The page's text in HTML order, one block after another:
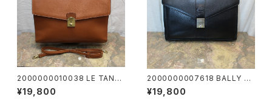
2000000010038 LE TANN
EUR LEATHER BUSINESS 2
WAY SHOULDER BAG/ルタヌ
¥19,800
2000000007618 BALLY LE
ATHER BUSINESS BAG MA
DE IN ITALY/バリーレザービ
¥19,800